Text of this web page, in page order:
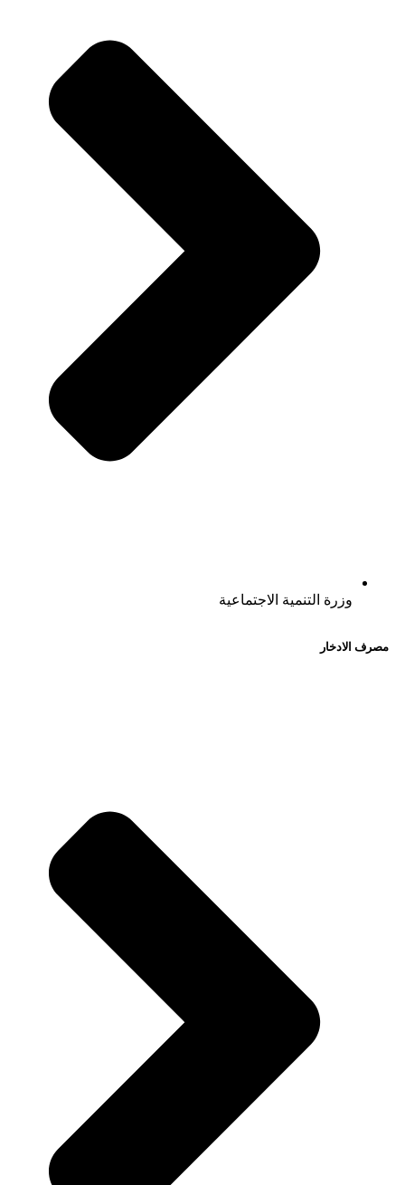
وزرة التنمية الاجتماعية
مصرف الادخار